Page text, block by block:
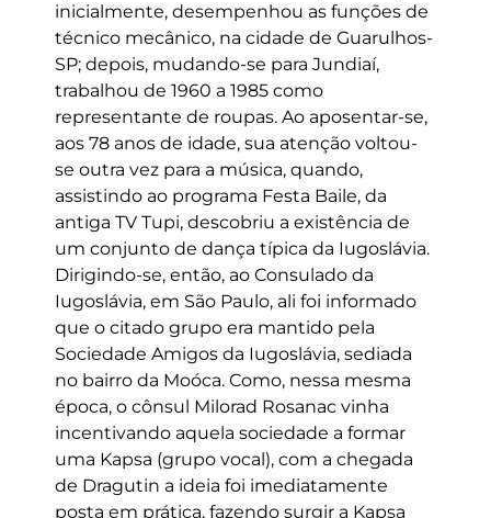
inicialmente, desempenhou as funções de
técnico mecânico, na cidade de Guarulhos-
SP; depois, mudando-se para Jundiaí,
trabalhou de 1960 a 1985 como
representante de roupas. Ao aposentar-se,
aos 78 anos de idade, sua atenção voltou-
se outra vez para a música, quando,
assistindo ao programa Festa Baile, da
antiga TV Tupi, descobriu a existência de
um conjunto de dança típica da Iugoslávia.
Dirigindo-se, então, ao Consulado da
Iugoslávia, em São Paulo, ali foi informado
que o citado grupo era mantido pela
Sociedade Amigos da Iugoslávia, sediada
no bairro da Moóca. Como, nessa mesma
época, o cônsul Milorad Rosanac vinha
incentivando aquela sociedade a formar
uma Kapsa (grupo vocal), com a chegada
de Dragutin a ideia foi imediatamente
posta em prática, fazendo surgir a Kapsa